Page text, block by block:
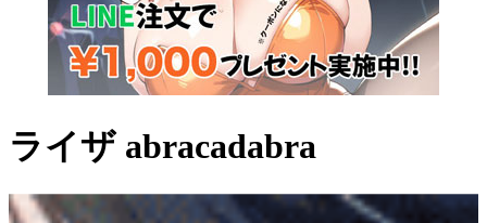
ライザ abracadabra